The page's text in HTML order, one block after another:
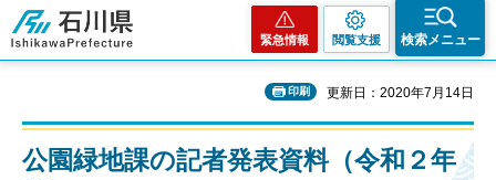
石川県
緊急情報 閲覧支援 検索メニュー
印刷 更新日：2020年7月14日
公園緑地課の記者発表資料（令和２年